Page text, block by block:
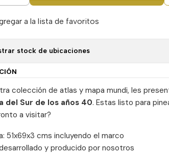
a la lista de favoritos
stock de ubicaciones
colección de atlas y mapa mundi, les
del Sur de los años 40. Estas listo para
a visitar?
51x69x3 cms incluyendo el marco
y producido por nosotros